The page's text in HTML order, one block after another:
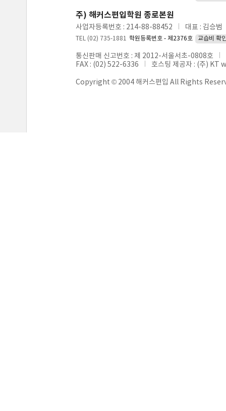
주) 해커스편입학원 종로본원
사업자등록번호 : 214-88-88452 대표 : 김승범
TEL (02) 735-1881 학원등록번호 - 제2376호 교습비 확
통신판매 신고번호 : 제 2012-서울서초-0808호
FAX : (02) 522-6336
호스팅 제공자 : (주)
Copyright © 2004 해커스편입 All Rights